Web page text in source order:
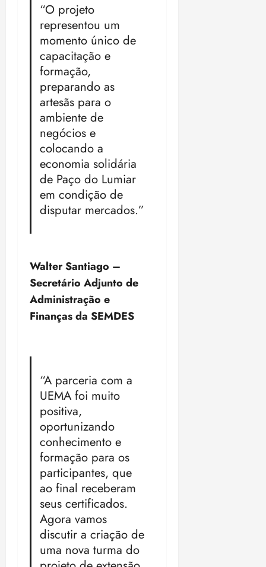
“O projeto
representou um
momento único de
capacitação e
formação,
preparando as
artesãs para o
ambiente de
negócios e
colocando a
economia solidária
de Paço do Lumiar
em condição de
disputar mercados.”
Walter Santiago –
Secretário Adjunto de
Administração e
Finanças da SEMDES
“A parceria com a
UEMA foi muito
positiva,
oportunizando
conhecimento e
formação para os
participantes, que
ao final receberam
seus certificados.
Agora vamos
discutir a criação de
uma nova turma do